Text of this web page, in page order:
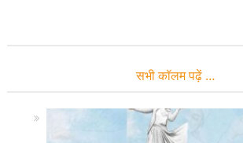
सभी कॉलम पढ़ें …